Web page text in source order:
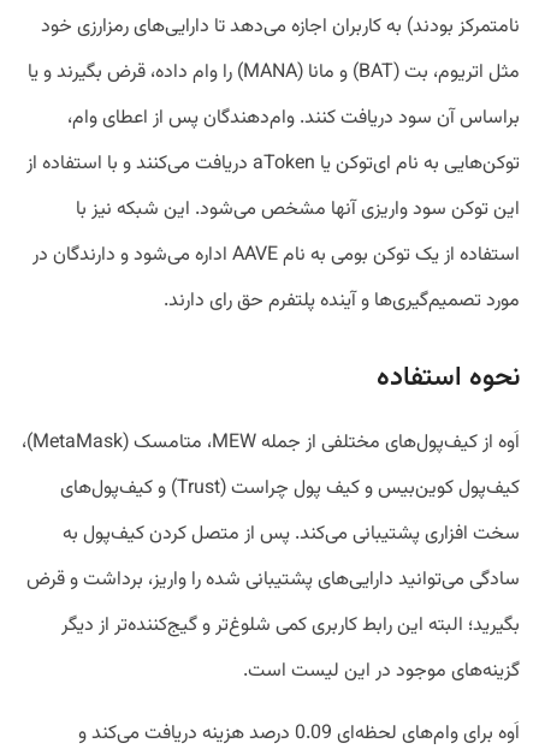
نامتمرکز بودند) به کاربران اجازه می‌دهد تا دارایی‌های رمزارزی خود
مثل اتریوم، بت (BAT) و مانا (MANA) را وام داده، قرض بگیرند و یا
براساس آن سود دریافت کنند. وام‌دهندگان پس از اعطای وام،
توکن‌هایی به نام ای‌توکن یا aToken دریافت می‌کنند و با استفاده از
این توکن سود واریزی آنها مشخص می‌شود. این شبکه نیز با
استفاده از یک توکن بومی به نام AAVE اداره می‌شود و دارندگان در
مورد تصمیم‌گیری‌ها و آینده پلتفرم حق رای دارند.
نحوه استفاده
اَوه از کیف‌پول‌های مختلفی از جمله MEW، متامسک (MetaMask)،
کیف‌پول کوین‌بیس و کیف پول چراست (Trust) و کیف‌پول‌های
سخت افزاری پشتیبانی می‌کند. پس از متصل کردن کیف‌پول به
سادگی می‌توانید دارایی‌های پشتیبانی شده را واریز، برداشت و قرض
بگیرید؛ البته این رابط کاربری کمی شلوغ‌تر و گیج‌کننده‌تر از دیگر
گزینه‌های موجود در این لیست است.
اَوه برای وام‌های لحظه‌ای 0.09 درصد هزینه دریافت می‌کند و